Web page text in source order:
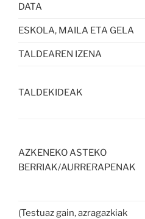
DATA
ESKOLA, MAILA ETA GELA
TALDEAREN IZENA
TALDEKIDEAK
AZKENEKO ASTEKO
BERRIAK/AURRERAPENAK
(Testuaz gain, azragazkiak